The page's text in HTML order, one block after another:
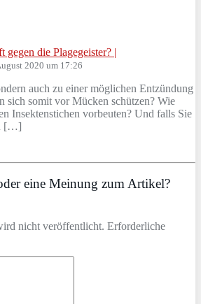
die Plagegeister? |
2020 um 17:26
auch zu einer möglichen Entzündung
sich somit vor Mücken schützen? Wie
Insektenstichen vorbeuten? Und falls Sie
[…]
eine Meinung zum Artikel?
nicht veröffentlicht. Erforderliche